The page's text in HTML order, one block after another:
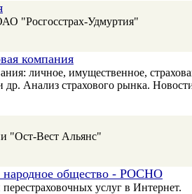
"Росгосстрах-Удмуртия"
компания
личное, имущественное,
др. Анализ страхового рынка.
"Ост-Вест Альянс"
народное общество - РОСНО
услуг в Интернет.